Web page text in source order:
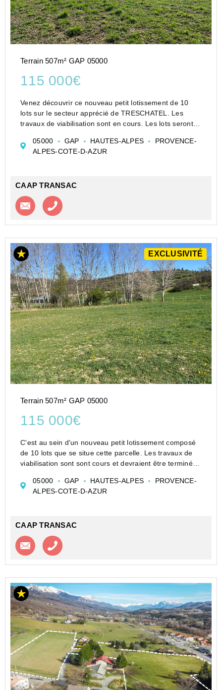
Terrain 507m² GAP 05000
115 000€
Venez découvrir ce nouveau petit lotissement de 10
lots sur le secteur apprécié de TRESCHATEL. Les
travaux de viabilisation sont en cours. Les lots seront
d'arrosage. Le secteur est très calme. L'expositi...
05000 GAP HAUTES-ALPES
PROVENCE-
ALPES-COTE-D-AZUR
CAAP TRANSAC
Contacter l'agence
EXCLUSIVITÉ
Terrain 507m² GAP 05000
115 000€
C'est au sein d'un nouveau petit lotissement composé
de 10 lots que se situe cette parcelle. Les travaux de
viabilisation sont sont cours et devraient être terminés
viabilisée. Le secteur est très c...
05000 GAP HAUTES-ALPES
PROVENCE-
ALPES-COTE-D-AZUR
CAAP TRANSAC
Contacter l'agence